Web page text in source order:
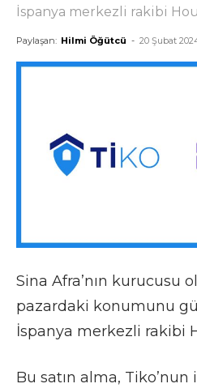
İspanya merkezli rakibi
Paylaşan: Hilmi Öğütcü - 20 Şubat
Sina Afra’nın kurucusu
pazardaki konumunu
İspanya merkezli rakibi
Bu satın alma, Tiko’nun